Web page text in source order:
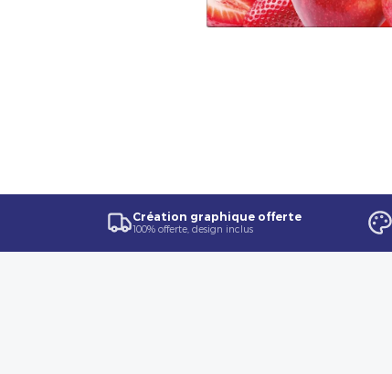
Création graphique offerte
100% offerte, design inclus